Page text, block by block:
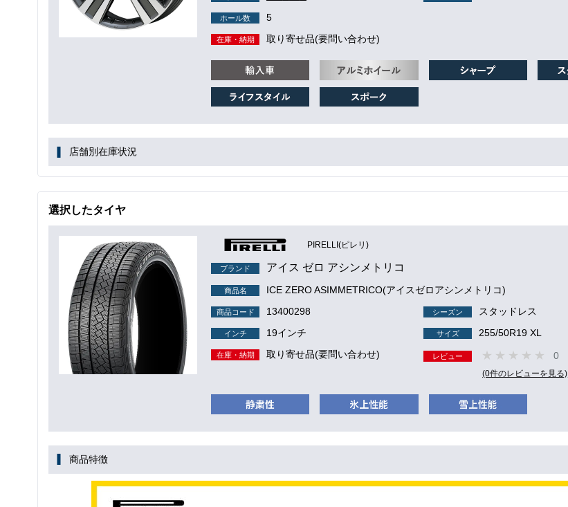
ホール数 5
在庫・納期 取り寄せ品(要問い合わせ)
店舗別在庫状況
選択したタイヤ
PIRELLI(ピレリ)
ブランド アイス ゼロ アシンメトリコ
商品名 ICE ZERO ASIMMETRICO(アイスゼロアシンメトリコ)
商品コード 13400298 シーズン スタッドレス
インチ 19インチ サイズ 255/50R19 XL
在庫・納期 取り寄せ品(要問い合わせ) レビュー 0
(0件のレビューを見る)
商品特徴